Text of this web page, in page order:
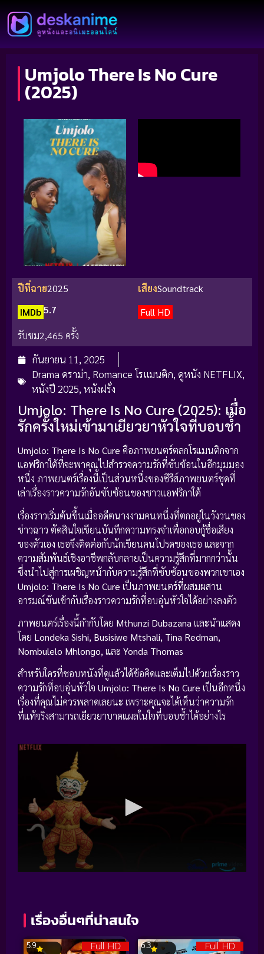
Umjolo There Is No Cure
(2025)
ปีที่ฉาย2025 เสียงSoundtrack
IMDb5.7
Full HD
รับชม2,465 ครั้ง
กันยายน 11, 2025
Drama ดราม่า, Romance โรแมนติก, ดูหนัง NETFLIX,
หนังปี 2025, หนังฝรั่ง
Umjolo: There Is No Cure (2025): เมื่อ
รักครั้งใหม่เข้ามาเยียวยาหัวใจที่บอบช้ำ
Umjolo: There Is No Cure คือภาพยนตร์ตลกโรแมนติกจาก
แอฟริกาใต้ที่จะพาคุณไปสำรวจความรักที่ซับซ้อนในอีกมุมมอง
หนึ่ง ภาพยนตร์เรื่องนี้เป็นส่วนหนึ่งของซีรีส์ภาพยนตร์ชุดที่
เล่าเรื่องราวความรักอันซับซ้อนของชาวแอฟริกาใต้
เรื่องราวเริ่มต้นขึ้นเมื่ออดีตนางงามคนหนึ่งที่ตกอยู่ในวังวนของ
ข่าวฉาว ตัดสินใจเขียนบันทึกความทรงจำเพื่อกอบกู้ชื่อเสียง
ของตัวเอง เธอจึงติดต่อกับนักเขียนคนโปรดของเธอ และจาก
ความสัมพันธ์เชิงอาชีพกลับกลายเป็นความรู้สึกที่มากกว่านั้น
ซึ่งนำไปสู่การเผชิญหน้ากับความรู้สึกที่ซับซ้อนของพวกเขาเอง
Umjolo: There Is No Cure เป็นภาพยนตร์ที่ผสมผสาน
อารมณ์ขันเข้ากับเรื่องราวความรักที่อบอุ่นหัวใจได้อย่างลงตัว
ภาพยนตร์เรื่องนี้กำกับโดย Mthunzi Dubazana และนำแสดง
โดย Londeka Sishi, Busisiwe Mtshali, Tina Redman,
Nombulelo Mhlongo, และ Yonda Thomas
สำหรับใครที่ชอบหนังที่ดูแล้วได้ข้อคิดและเต็มไปด้วยเรื่องราว
ความรักที่อบอุ่นหัวใจ Umjolo: There Is No Cure เป็นอีกหนึ่ง
เรื่องที่คุณไม่ควรพลาดเลยนะ เพราะคุณจะได้เห็นว่าความรัก
ที่แท้จริงสามารถเยียวยาบาดแผลในใจที่บอบช้ำได้อย่างไร
เรื่องอื่นๆที่น่าสนใจ
Full HD
5.9 Full HD
6.3